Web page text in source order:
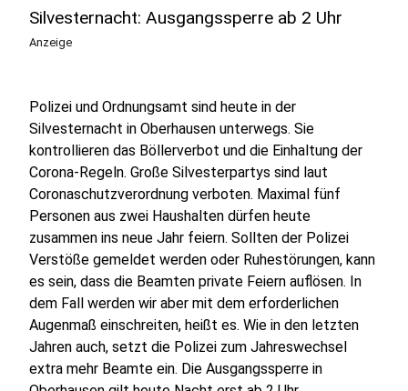
Silvesternacht: Ausgangssperre ab 2 Uhr
Anzeige
Polizei und Ordnungsamt sind heute in der
Silvesternacht in Oberhausen unterwegs. Sie
kontrollieren das Böllerverbot und die Einhaltung der
Corona-Regeln. Große Silvesterpartys sind laut
Coronaschutzverordnung verboten. Maximal fünf
Personen aus zwei Haushalten dürfen heute
zusammen ins neue Jahr feiern. Sollten der Polizei
Verstöße gemeldet werden oder Ruhestörungen, kann
es sein, dass die Beamten private Feiern auflösen. In
dem Fall werden wir aber mit dem erforderlichen
Augenmaß einschreiten, heißt es. Wie in den letzten
Jahren auch, setzt die Polizei zum Jahreswechsel
extra mehr Beamte ein. Die Ausgangssperre in